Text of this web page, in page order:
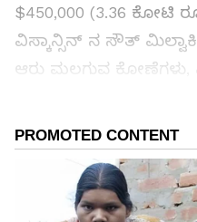
$450,000 (3.36 ಕೋಟಿ
ವಿಸ್ಕಾನ್ಸಿನ್ ನ ಸೌತ್
ಆರು ಮಲಗುವ ಕೋಣೆಗಳು,
ಸಮಗ್ರ ಸುದ್ದಿ ಮೂಲವನ್ನಾಗಿ
ಆಯ್ಕೆ